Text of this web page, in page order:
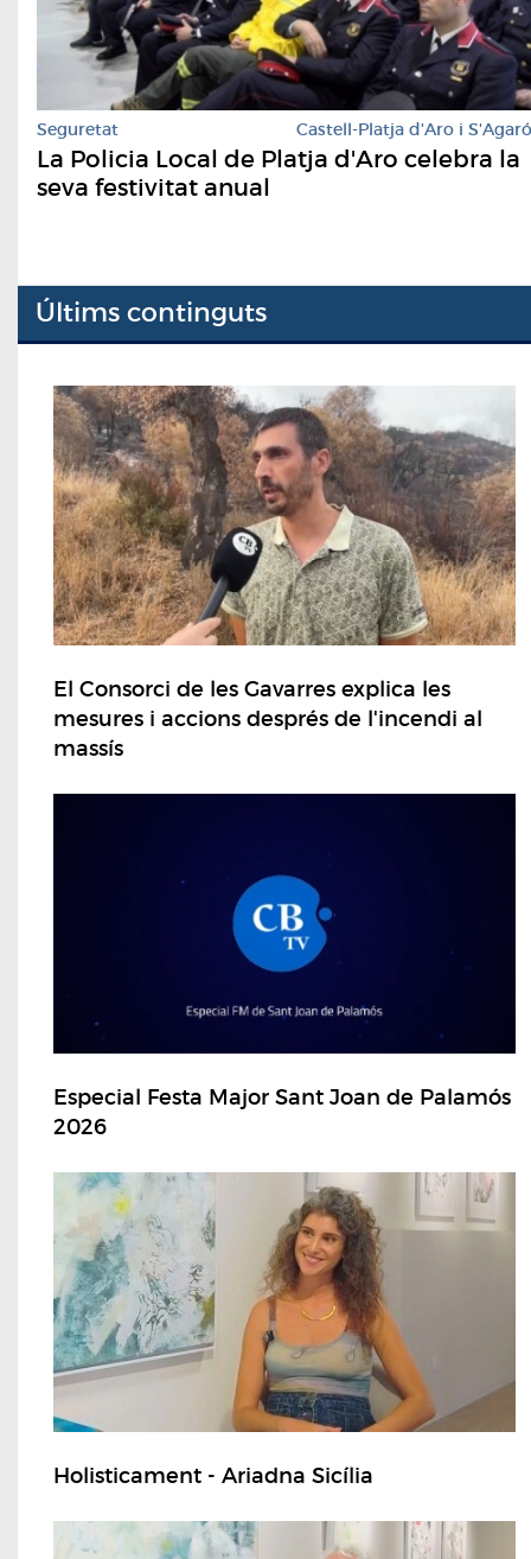
Seguretat Castell-Platja d'Aro i S'Agaró
La Policia Local de Platja d'Aro celebra la
seva festivitat anual
Últims continguts
El Consorci de les Gavarres explica les
mesures i accions després de l'incendi al
massís
Especial Festa Major Sant Joan de Palamós
2026
Holisticament - Ariadna Sicília